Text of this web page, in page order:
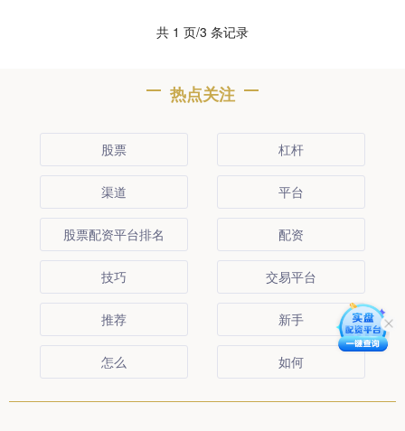
共 1 页/3 条记录
热点关注
股票 杠杆
渠道 平台
股票配资平台排名 配资
技巧 交易平台
推荐 新手
怎么 如何